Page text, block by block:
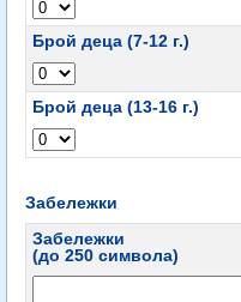
Брой деца (7-12 г.)
Брой деца (13-16 г.)
Забележки
Забележки
(до 250 символа)